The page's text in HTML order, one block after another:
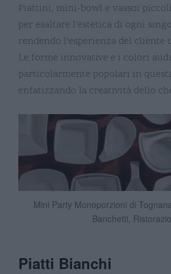
Piattini, mini-bowl e vassoi
per esaltare l’estetica di ogni
rendendo l’esperienza del cliente
Le forme innovative e i colori
particolarmente popolari in
enfatizzando la creatività dello
Mini Party Monoporzioni di
Banchetti,
Piatti Bianchi